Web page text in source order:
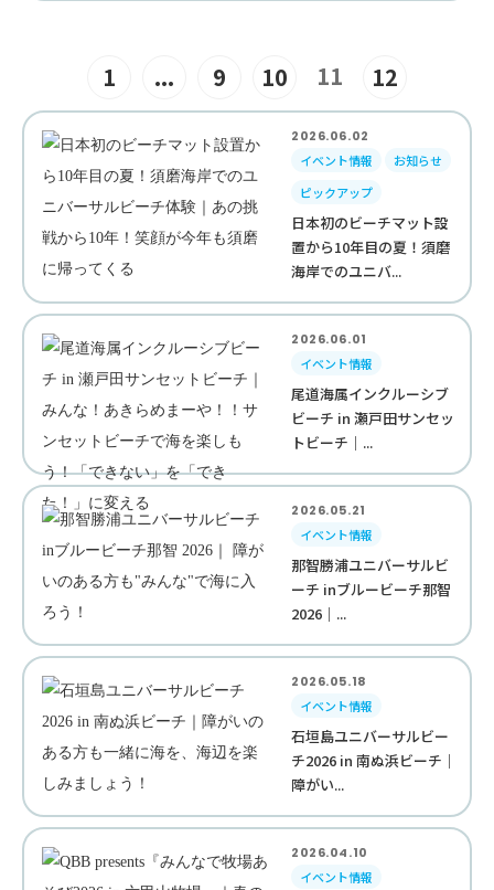
1 ... 9 10 11 12
2026.06.02
イベント情報
お知らせ
ピックアップ
日本初のビーチマット設
置から10年目の夏！須磨
海岸でのユニバ...
2026.06.01
イベント情報
尾道海属インクルーシブ
ビーチ in 瀬戸田サンセッ
トビーチ｜...
2026.05.21
イベント情報
那智勝浦ユニバーサルビ
ーチ inブルービーチ那智
2026｜...
2026.05.18
イベント情報
石垣島ユニバーサルビー
チ2026 in 南ぬ浜ビーチ｜
障がい...
2026.04.10
イベント情報